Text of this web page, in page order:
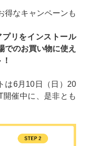
得なキャンペーンも
リをインストール
でのお買い物に使え
は6月10日（日）20
催中に、是非とも